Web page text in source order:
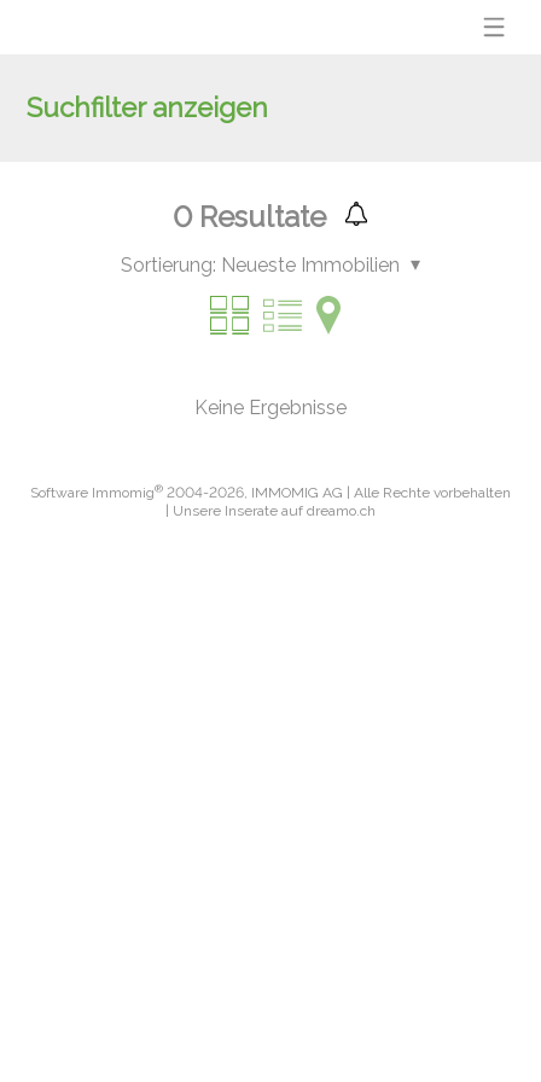
Suchfilter anzeigen
0Resultate
Sortierung: Neueste Immobilien
Keine Ergebnisse
Software Immomig® 2004-2026, IMMOMIG AG | Alle Rechte vorbehalten
| Unsere Inserate auf dreamo.ch